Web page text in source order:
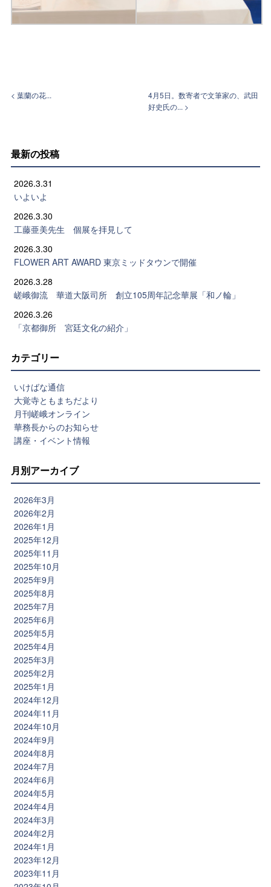
< 葉蘭の花...
4月5日。数寄者で文筆家の、武田
好史氏の... >
最新の投稿
2026.3.31
いよいよ
2026.3.30
工藤亜美先生 個展を拝見して
2026.3.30
FLOWER ART AWARD 東京ミッドタウンで開催
2026.3.28
嵯峨御流 華道大阪司所 創立105周年記念華展「和ノ輪」
2026.3.26
「京都御所 宮廷文化の紹介」
カテゴリー
いけばな通信
大覚寺ともまちだより
月刊嵯峨オンライン
華務長からのお知らせ
講座・イベント情報
月別アーカイブ
2026年3月
2026年2月
2026年1月
2025年12月
2025年11月
2025年10月
2025年9月
2025年8月
2025年7月
2025年6月
2025年5月
2025年4月
2025年3月
2025年2月
2025年1月
2024年12月
2024年11月
2024年10月
2024年9月
2024年8月
2024年7月
2024年6月
2024年5月
2024年4月
2024年3月
2024年2月
2024年1月
2023年12月
2023年11月